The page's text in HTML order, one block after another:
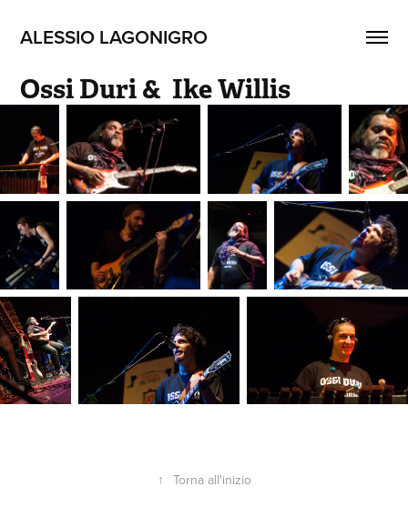
ALESSIO LAGONIGRO
Ossi Duri &  Ike Willis
↑ Torna all'inizio